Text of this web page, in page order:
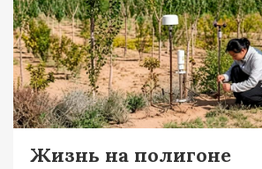
Жизнь на полигоне